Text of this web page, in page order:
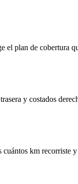
el plan de cobertura
y costados
cuántos km recorriste